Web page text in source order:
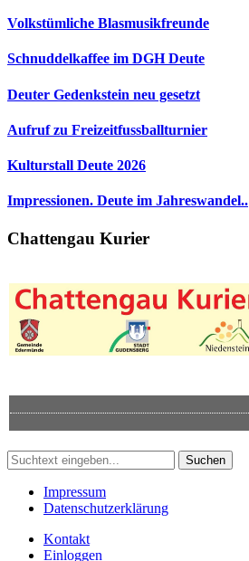
Volkstümliche Blasmusikfreunde
Schnuddelkaffee im DGH Deute
Deuter Gedenkstein neu gesetzt
Aufruf zu Freizeitfussballturnier
Kulturstall Deute 2026
Impressionen. Deute im Jahreswandel..
Chattengau Kurier
Suchen
Impressum
Datenschutzerklärung
Kontakt
Einloggen